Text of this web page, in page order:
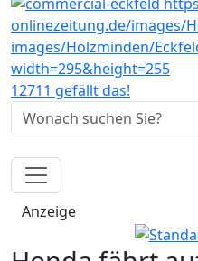
12711 gefällt das!
Anzeige